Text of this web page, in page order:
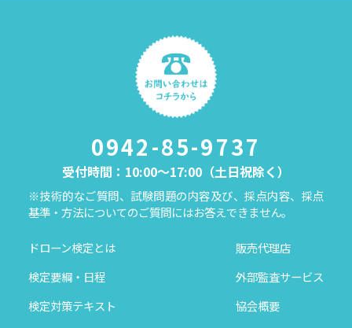
0942-85-9737
受付時間：10:00～17:00（土日祝除く）
※技術的なご質問、試験問題の内容及び、採点内容、採点
基準・方法についてのご質問にはお答えできません。
ドローン検定とは
検定要綱・日程
検定対策テキスト
販売代理店
外部監査サービス
協会概要